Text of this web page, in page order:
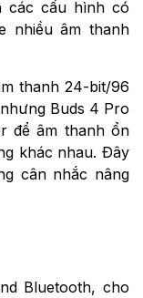
các cấu hình có
nhiều âm thanh
thanh 24-bit/96
Buds 4 Pro
để âm thanh ổn
khác nhau. Đây
cân nhắc nâng
Bluetooth, cho